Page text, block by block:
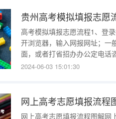
贵州高考模拟填报志愿
高考模拟填报志愿流程1、登
开浏览器，输入网报网址；一
面，或者打省招办办公定电话
生准考证上的14位报名号数字
2024-06-03 15:01:30
网上高考志愿填报流程图解网